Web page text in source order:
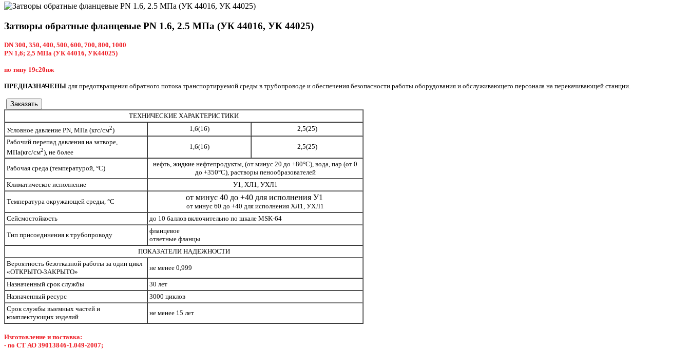
Затворы обратные фланцевые PN 1.6, 2.5 МПа (УК 44016, УК 44025)
DN 300, 350, 400, 500, 600, 700, 800, 1000
PN 1,6; 2,5 МПа (УК 44016, УК44025)
по типу 19с20нж
ПРЕДНАЗНАЧЕНЫ для предотвращения обратного потока транспортируемой среды в трубопроводе и обеспечения безопасности работы оборудования и обслуживающего персонала на перекачивающей станции.
ТЕХНИЧЕСКИЕ ХАРАКТЕРИСТИКИ
Условное давление PN, МПа (кгс/см2) 1,6(16)
2,5(25)
Рабочий перепад давления на затворе,
МПа(кгс/см2), не более
1,6(16) 2,5(25)
Рабочая среда (температурой, °С)
нефть, жидкие нефтепродукты, (от минус 20 до +80°С), вода, пар (от 0
до +350°С), растворы пенообразователей
Климатическое исполнение
У1, ХЛ1, УХЛ1
Температура окружающей среды, °С от минус 40 до +40 для исполнения У1
от минус 60 до +40 для исполнения ХЛ1, УХЛ1
Сейсмостойкость
до 10 баллов включительно по шкале MSK-64
Тип присоединения к трубопроводу
фланцевое
ответные фланцы
ПОКАЗАТЕЛИ НАДЕЖНОСТИ
Вероятность безотказной работы за один цикл
«ОТКРЫТО-ЗАКРЫТО»
не менее 0,999
Назначенный срок службы
30 лет
Назначенный ресурс
3000 циклов
Срок службы выемных частей и
комплектующих изделий
не менее 15 лет
Изготовление и поставка:
- по СТ АО 39013846-1.049-2007;